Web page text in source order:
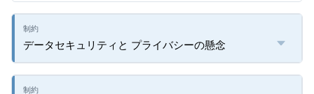
データセキュリティと プライバシーの懸念